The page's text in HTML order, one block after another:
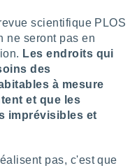
scientifique PLOS
ne seront pas en
Les endroits qui
des
à mesure
et que les
imprévisibles et
pas, c'est que